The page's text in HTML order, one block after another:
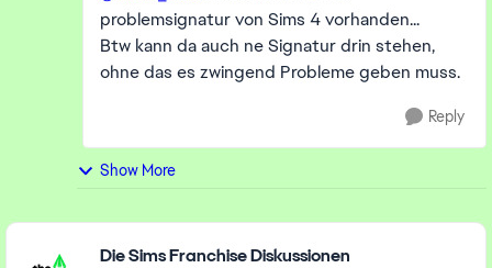
problemsignatur von Sims 4 vorhanden...
Btw kann da auch ne Signatur drin stehen,
ohne das es zwingend Probleme geben muss.
Reply
Show More
Featured Places
Die Sims Franchise Diskussionen